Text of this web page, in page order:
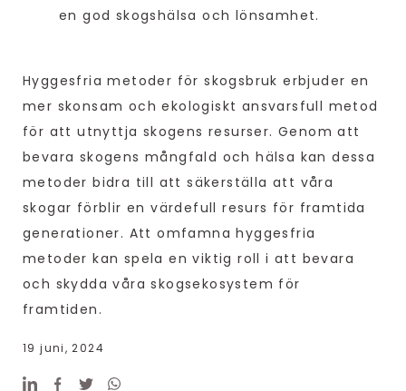
en god skogshälsa och lönsamhet.
Hyggesfria metoder för skogsbruk erbjuder en
mer skonsam och ekologiskt ansvarsfull metod
för att utnyttja skogens resurser. Genom att
bevara skogens mångfald och hälsa kan dessa
metoder bidra till att säkerställa att våra
skogar förblir en värdefull resurs för framtida
generationer. Att omfamna hyggesfria
metoder kan spela en viktig roll i att bevara
och skydda våra skogsekosystem för
framtiden.
19 juni, 2024